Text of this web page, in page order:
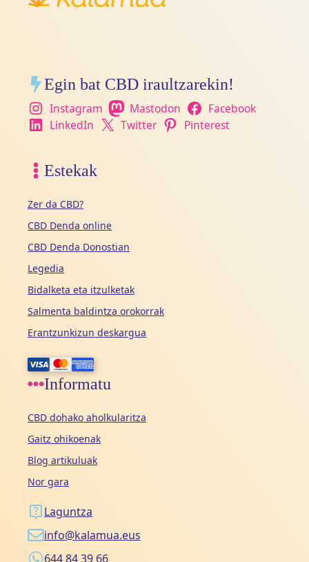
Egin bat CBD iraultzarekin!
Instagram Mastodon
Facebook
LinkedIn
Twitter Pinterest
Estekak
Zer da CBD?
CBD Denda online
CBD Denda Donostian
Legedia
Bidalketa eta itzulketak
Salmenta baldintza orokorrak
Erantzunkizun deskargua
Informatu
CBD dohako aholkularitza
Gaitz ohikoenak
Blog artikuluak
Nor gara
Laguntza
info@kalamua.eus
644 84 39 66